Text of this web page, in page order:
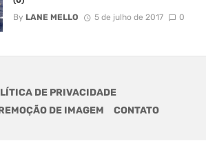
By LANE MELLO 5 de julho de 2017 0
DE PRIVACIDADE
DE IMAGEM
CONTATO